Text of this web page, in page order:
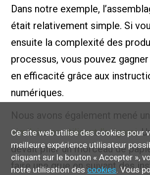
Dans notre exemple,
était relativement simple. Si
ensuite la complexité des
processus, vous pouvez
en efficacité grâce aux
numériques.
Nous avons également mené
similaire en utilisant l’origami.
devait plier un morceau de
faire une grue en suivant des
Ce site web utilise des cookies pour
meilleure expérience utilisateur
cliquant sur le bouton « Accepter »,
notre utilisation descookies. Vous